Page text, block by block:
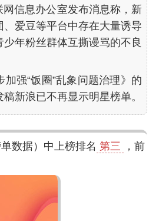
信息办公室发布消息称，新
爱豆等平台中存在大量诱导
年粉丝群体互撕谩骂的不良
强“饭圈”乱象问题治理》的
新浪已不再显示明星榜单。
单数据）中上榜排名 第三
，前